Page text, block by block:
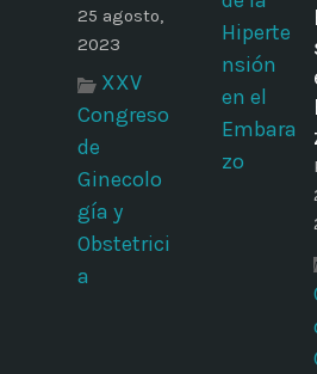
25 agosto,
2023
XXV
Congreso
de
Ginecolo
gía y
Obstetrici
a